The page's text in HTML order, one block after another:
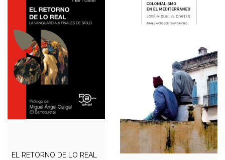
EL RETORNO DE LO REAL